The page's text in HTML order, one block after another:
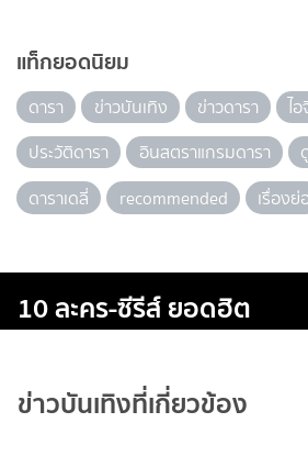
แท็กยอดนิยม
ดารา ข่าวบันเทิง ข่าวดารา
ไ
ประวัติดารา
อินสตราแกรมดารา
ดาราเดลี่
recommended เรื่องย่
10 ละคร-ซีรีส์ ยอดฮิต
ข่าวบันเทิงที่เกี่ยวข้อง